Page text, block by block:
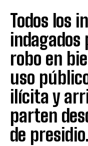
Todos los
indagados
robo en
uso
ilícita y
parten
de